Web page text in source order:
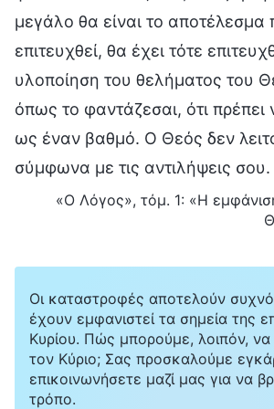
μεγάλο θα είναι το αποτέλεσμα
επιτευχθεί, θα έχει τότε
υλοποίηση του θελήματος του
όπως το φαντάζεσαι, ότι πρέπει
ως έναν βαθμό. Ο Θεός δεν
σύμφωνα με τις αντιλήψεις σου.
«Ο Λόγος», τόμ. 1: «Η
Οι καταστροφές αποτελούν
έχουν εμφανιστεί τα σημεία της
Κυρίου. Πώς μπορούμε, λοιπόν,
τον Κύριο; Σας προσκαλούμε
επικοινωνήσετε μαζί μας για να
τρόπο.